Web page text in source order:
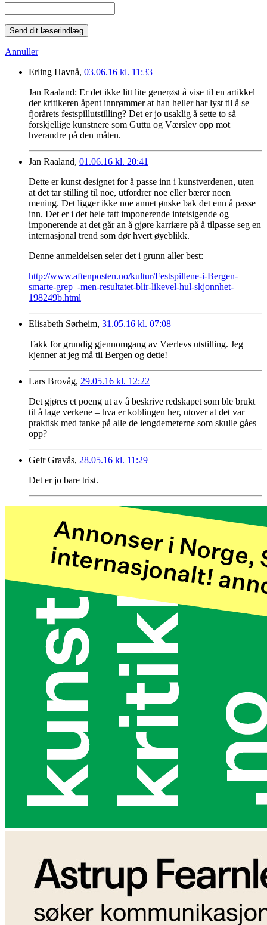
Send dit læserindlæg
Annuller
Erling Havnå, 03.06.16 kl. 11:33
Jan Raaland: Er det ikke litt lite generøst å vise til en artikkel
der kritikeren åpent innrømmer at han heller har lyst til å se
fjorårets festspillutstilling? Det er jo usaklig å sette to så
forskjellige kunstnere som Guttu og Værslev opp mot
hverandre på den måten.
Jan Raaland, 01.06.16 kl. 20:41
Dette er kunst designet for å passe inn i kunstverdenen, uten
at det tar stilling til noe, utfordrer noe eller bærer noen
mening. Det ligger ikke noe annet ønske bak det enn å passe
inn. Det er i det hele tatt imponerende intetsigende og
imponerende at det går an å gjøre karriære på å tilpasse seg en
internasjonal trend som dør hvert øyeblikk.
Denne anmeldelsen seier det i grunn aller best:
http://www.aftenposten.no/kultur/Festspillene-i-Bergen-
smarte-grep_-men-resultatet-blir-likevel-hul-skjonnhet-
198249b.html
Elisabeth Sørheim, 31.05.16 kl. 07:08
Takk for grundig gjennomgang av Værlevs utstilling. Jeg
kjenner at jeg må til Bergen og dette!
Lars Brovåg, 29.05.16 kl. 12:22
Det gjøres et poeng ut av å beskrive redskapet som ble brukt
til å lage verkene – hva er koblingen her, utover at det var
praktisk med tanke på alle de lengdemeterne som skulle gåes
opp?
Geir Gravås, 28.05.16 kl. 11:29
Det er jo bare trist.